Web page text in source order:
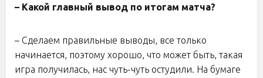
– Какой главный вывод по итогам матча?
– Сделаем правильные выводы, все только
начинается, поэтому хорошо, что может быть, такая
игра получилась, нас чуть-чуть остудили. На бумаге